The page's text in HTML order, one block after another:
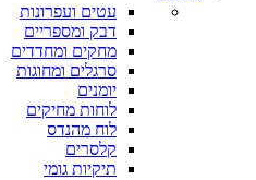
עטים ועפרונות
דבק ומספריים
מחקים ומחדדים
סרגלים ומחוגות
יומנים
לוחות מחיקים
לוח מהנדס
קלסרים
תיקיות גומי